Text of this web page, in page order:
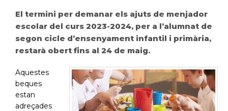
El termini per demanar els ajuts de menjador
escolar del curs 2023-2024, per a l’alumnat de
segon cicle d’ensenyament infantil i primària,
restarà obert fins al 24 de maig.
Aquestes
beques
estan
adreçades